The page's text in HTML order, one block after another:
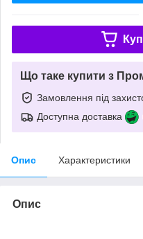
Що таке купити з
Замовлення під
Доступна доставка
Опис Характеристики
Опис